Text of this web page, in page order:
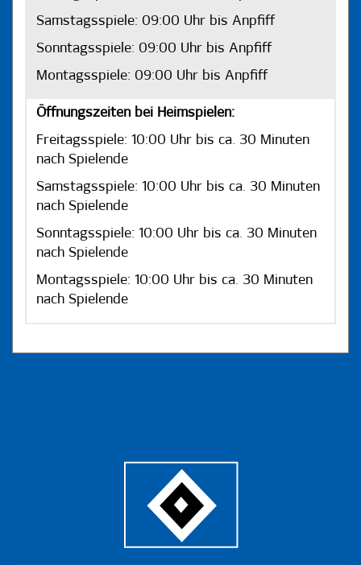
Samstagsspiele: 09:00 Uhr bis Anpfiff
Sonntagsspiele: 09:00 Uhr bis Anpfiff
Montagsspiele: 09:00 Uhr bis Anpfiff
Öffnungszeiten bei Heimspielen:
Freitagsspiele: 10:00 Uhr bis ca. 30 Minuten
nach Spielende
Samstagsspiele: 10:00 Uhr bis ca. 30 Minuten
nach Spielende
Sonntagsspiele: 10:00 Uhr bis ca. 30 Minuten
nach Spielende
Montagsspiele: 10:00 Uhr bis ca. 30 Minuten
nach Spielende